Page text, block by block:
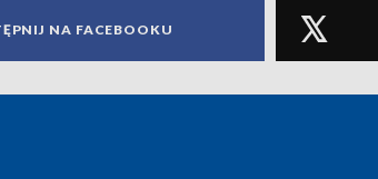
NA FACEBOOKU